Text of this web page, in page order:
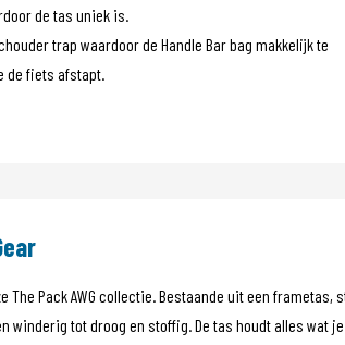
de tas uniek is.
trap waardoor de Handle Bar bag makkelijk te
de fiets afstapt.
The Pack AWG collectie. Bestaande uit een
winderig tot droog en stoffig. De tas houdt alles wat